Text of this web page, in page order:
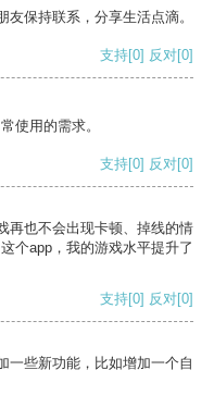
保持联系，分享生活点滴。
支持[0] 反对[0]
使用的需求。
支持[0] 反对[0]
再也不会出现卡顿、掉线的情
个app，我的游戏水平提升了
支持[0] 反对[0]
一些新功能，比如增加一个自